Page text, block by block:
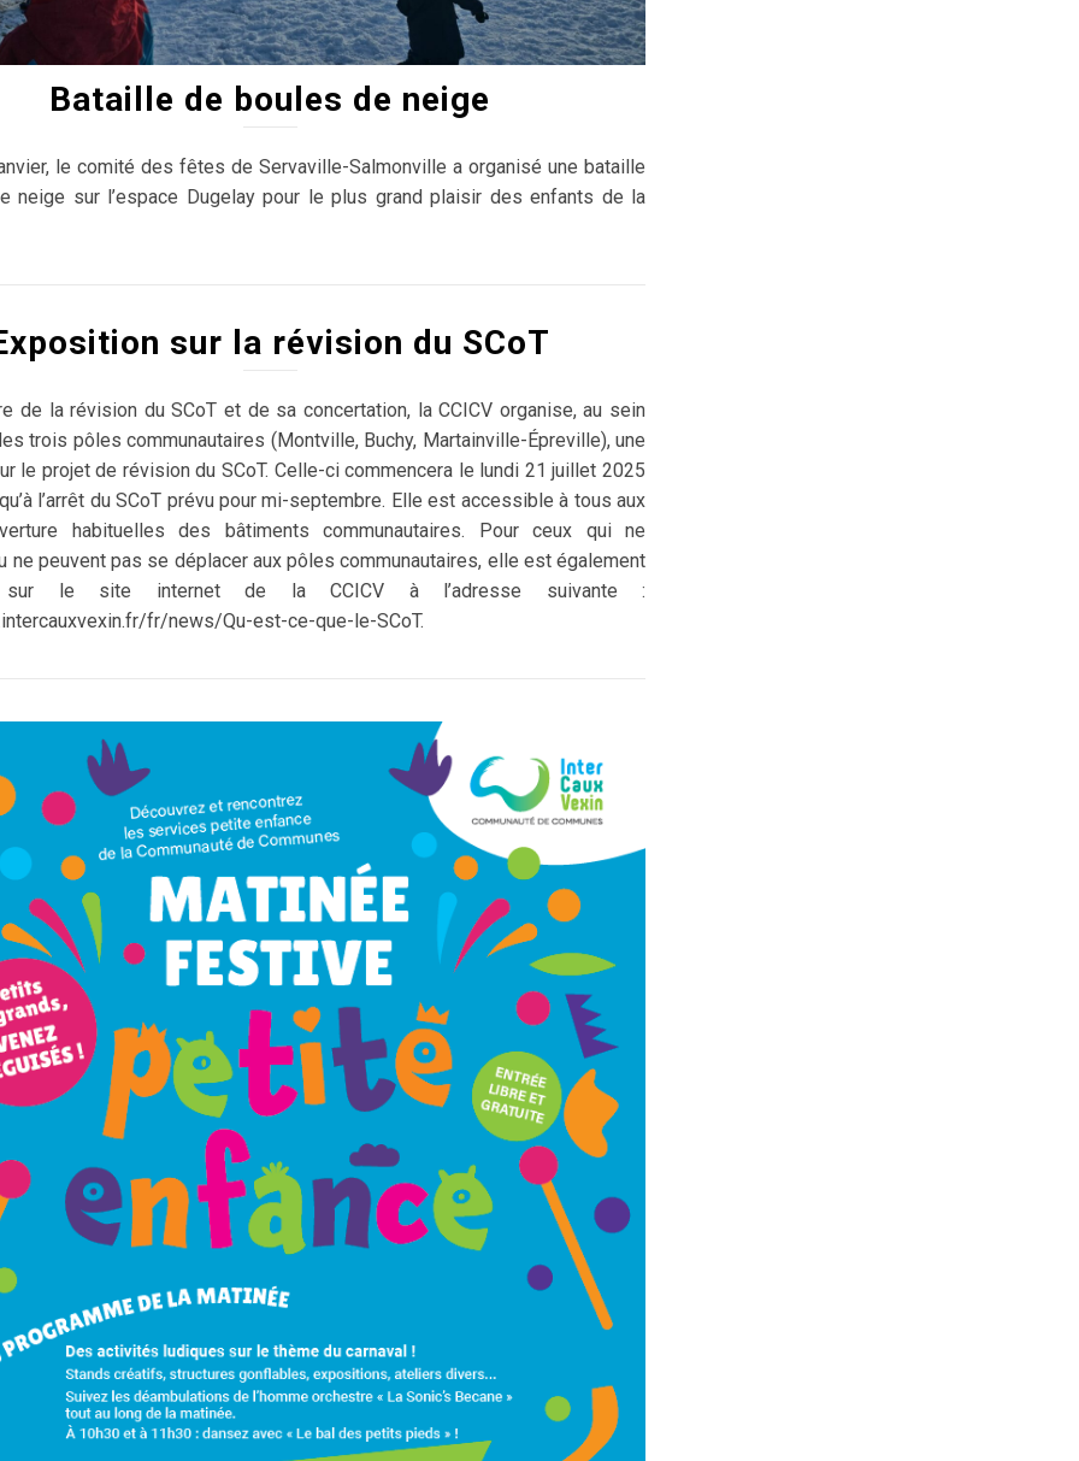
Bataille de boules de neige
le comité des fêtes de Servaville-Salmonville a organisé une bataille
neige sur l’espace Dugelay pour le plus grand plaisir des enfants de la
sur la révision du SCoT
de la révision du SCoT et de sa concertation, la CCICV organise, au sein
trois pôles communautaires (Montville, Buchy, Martainville-Épreville), une
le projet de révision du SCoT. Celle-ci commencera le lundi 21 juillet 2025
l’arrêt du SCoT prévu pour mi-septembre. Elle est accessible à tous aux
habituelles des bâtiments communautaires. Pour ceux qui ne
ne peuvent pas se déplacer aux pôles communautaires, elle est également
sur le site internet de la CCICV à l’adresse suivante :
fr/news/Qu-est-ce-que-le-SCoT.